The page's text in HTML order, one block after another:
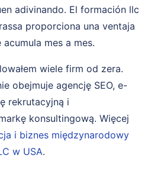
adivinando. El formación llc
proporciona una ventaja
mes a mes.
wiele firm od zera.
obejmuje agencję SEO, e-
rekrutacyjną i
konsultingową. Więcej
i biznes międzynarodowy
w USA.